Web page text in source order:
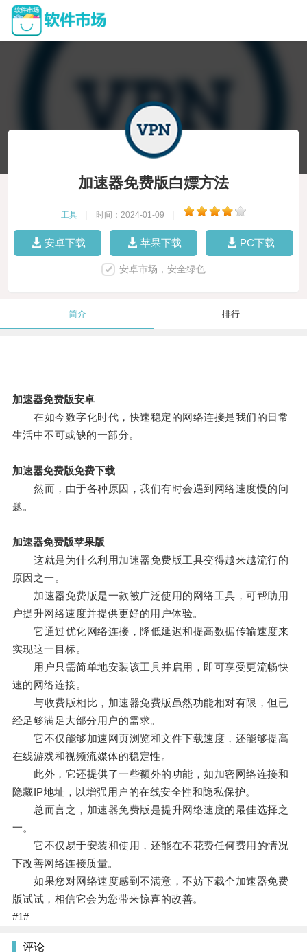
加速器免费版白嫖方法
工具 时间：2024-01-09
安卓下载 苹果下载 PC下载
安卓市场，安全绿色
简介 排行
加速器免费版安卓
在如今数字化时代，快速稳定的网络连接是我们的日常
生活中不可或缺的一部分。
加速器免费版免费下载
然而，由于各种原因，我们有时会遇到网络速度慢的问
题。
加速器免费版苹果版
这就是为什么利用加速器免费版工具变得越来越流行的
原因之一。
加速器免费版是一款被广泛使用的网络工具，可帮助用
户提升网络速度并提供更好的用户体验。
它通过优化网络连接，降低延迟和提高数据传输速度来
实现这一目标。
用户只需简单地安装该工具并启用，即可享受更流畅快
速的网络连接。
与收费版相比，加速器免费版虽然功能相对有限，但已
经足够满足大部分用户的需求。
它不仅能够加速网页浏览和文件下载速度，还能够提高
在线游戏和视频流媒体的稳定性。
此外，它还提供了一些额外的功能，如加密网络连接和
隐藏IP地址，以增强用户的在线安全性和隐私保护。
总而言之，加速器免费版是提升网络速度的最佳选择之
一。
它不仅易于安装和使用，还能在不花费任何费用的情况
下改善网络连接质量。
如果您对网络速度感到不满意，不妨下载个加速器免费
版试试，相信它会为您带来惊喜的改善。
#1#
评论